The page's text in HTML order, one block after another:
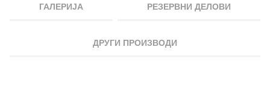
ГАЛЕРИЈА РЕЗЕРВНИ ДЕЛОВИ
ДРУГИ ПРОИЗВОДИ